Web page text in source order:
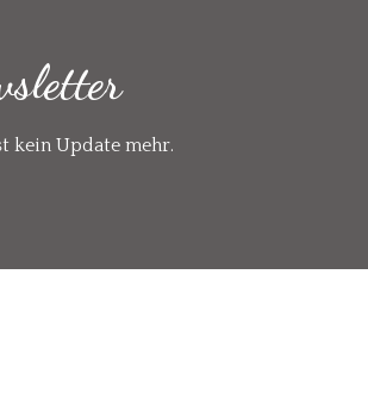
kein Update mehr.